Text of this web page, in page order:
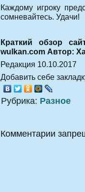
Каждому игроку
сомневайтесь. Удачи!
Краткий обзор
wulkan.com Автор:
Редакция 10.10.2017
Добавить себе
Рубрика: Разное
Комментарии